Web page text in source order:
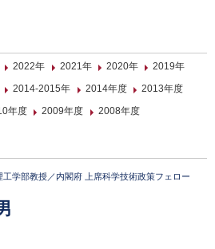
2022年 2021年 2020年
2019年
2014-2015年 2014年度
2013年度
年度 2009年度 2008年度
工学部教授／内閣府 上席科学技術政策フェロー